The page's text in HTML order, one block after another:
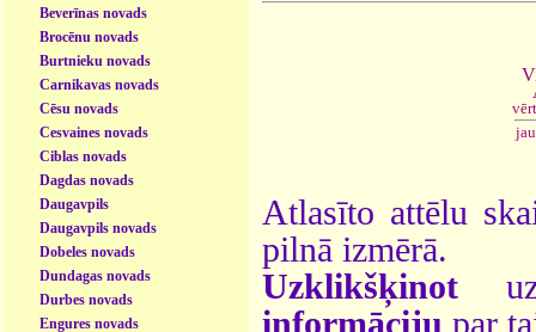
Beverīnas novads
Brocēnu novads
Burtnieku novads
Carnikavas novads
Cēsu novads
Cesvaines novads
Ciblas novads
Dagdas novads
Daugavpils
Daugavpils novads
Dobeles novads
Dundagas novads
Durbes novads
Engures novads
Atlasīto attēlu
pilnā izmērā.
Uzklikšķinot
informāciju par